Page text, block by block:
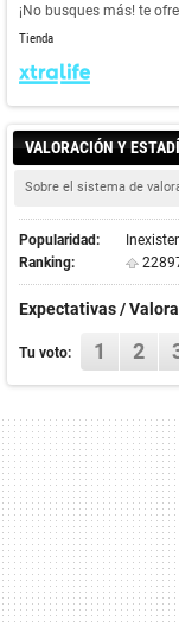
¡No busques más! te
Tienda
VALORACIÓN Y
Sobre el sistema de
Popularidad:
Ranking:
Expectativas /
Tu voto: 1 2